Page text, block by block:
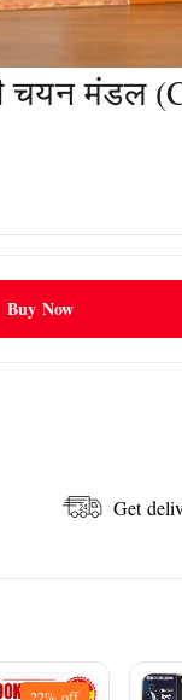
चयन मंडल
Buy Now
Get
22% off